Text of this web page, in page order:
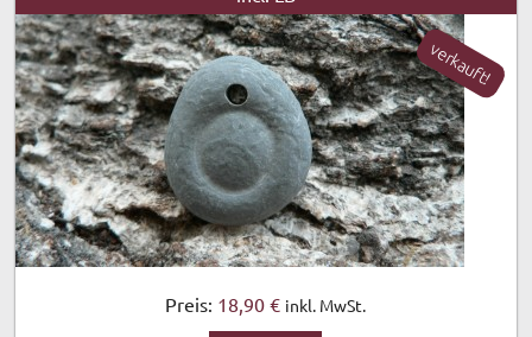
Preis: 18,90 € inkl. MwSt.
verkauft!